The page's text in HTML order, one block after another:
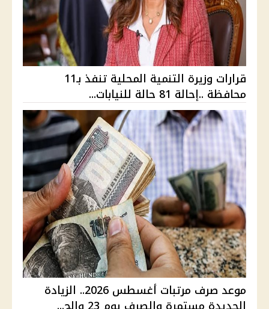
قرارات وزيرة التنمية المحلية تنفذ بـ11
محافظة ..إحالة 81 حالة للنيابات...
موعد صرف مرتبات أغسطس 2026.. الزيادة